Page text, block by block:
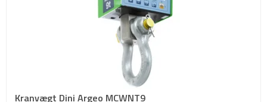
Kranvægt Dini Argeo MCWNT9